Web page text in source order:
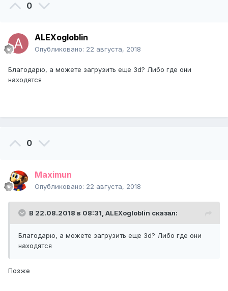
0
ALEXogloblin
Опубликовано: 22 августа, 2018
Благодарю, а можете загрузить еще 3d? Либо где они
находятся
0
Maximun
Опубликовано: 22 августа, 2018
В 22.08.2018 в 08:31, ALEXogloblin сказал:
Благодарю, а можете загрузить еще 3d? Либо где они
находятся
Позже